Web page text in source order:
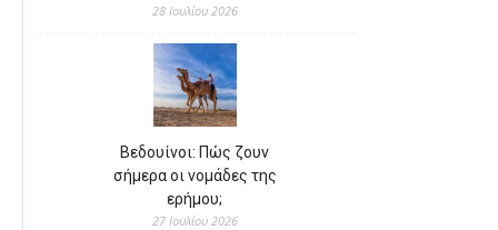
28 Ιουλίου 2026
Βεδουίνοι: Πώς ζουν
σήμερα οι νομάδες της
ερήμου;
27 Ιουλίου 2026